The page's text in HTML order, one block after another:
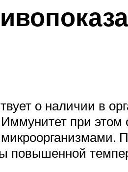
о наличии в
при
повышенной